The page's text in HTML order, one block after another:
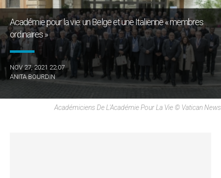
Académie pour la vie: un Belge et une Italienne « membres
ordinaires »
NOV 27, 2021 22:07
ANITA BOURDIN
Académiciens De L'Académie Pour La Vie © Vatican News